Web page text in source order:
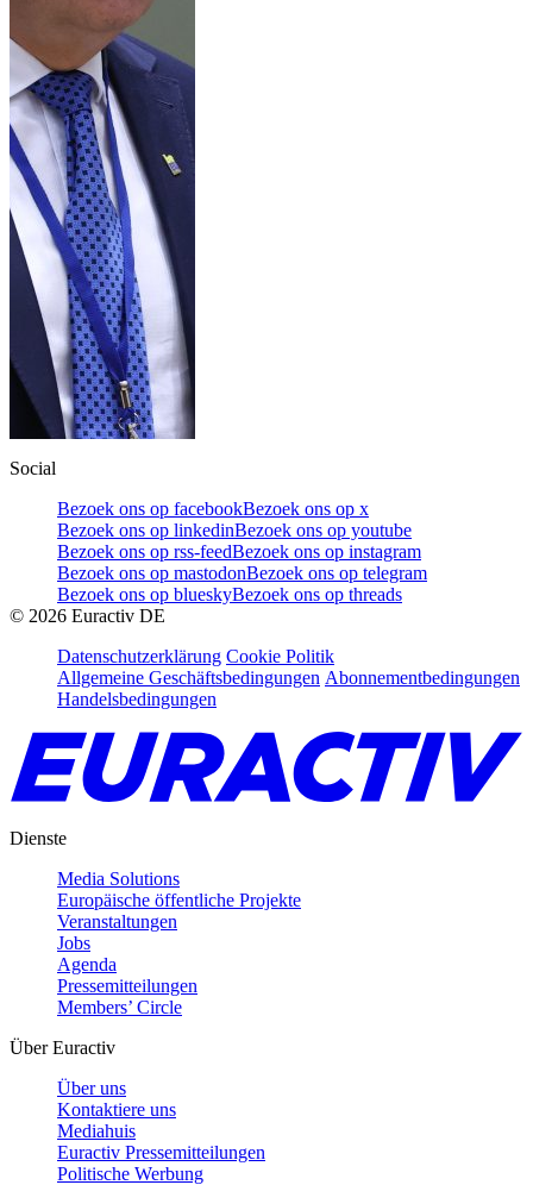
Social
Bezoek ons op facebookBezoek ons op x
Bezoek ons op linkedinBezoek ons op youtube
Bezoek ons op rss-feedBezoek ons op instagram
Bezoek ons op mastodonBezoek ons op telegram
Bezoek ons op blueskyBezoek ons op threads
© 2026 Euractiv DE
Datenschutzerklärung Cookie Politik
Allgemeine Geschäftsbedingungen Abonnementbedingungen
Handelsbedingungen
Dienste
Media Solutions
Europäische öffentliche Projekte
Veranstaltungen
Jobs
Agenda
Pressemitteilungen
Members’ Circle
Über Euractiv
Über uns
Kontaktiere uns
Mediahuis
Euractiv Pressemitteilungen
Politische Werbung